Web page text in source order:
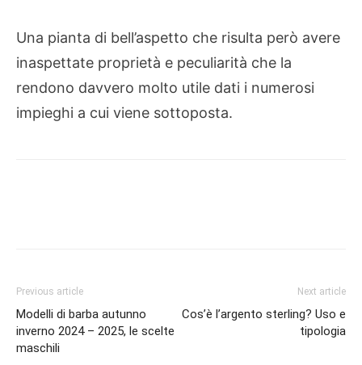
Una pianta di bell’aspetto che risulta però avere
inaspettate proprietà e peculiarità che la
rendono davvero molto utile dati i numerosi
impieghi a cui viene sottoposta.
Previous article
Modelli di barba autunno
inverno 2024 – 2025, le scelte
maschili
Next article
Cos’è l’argento sterling? Uso e
tipologia